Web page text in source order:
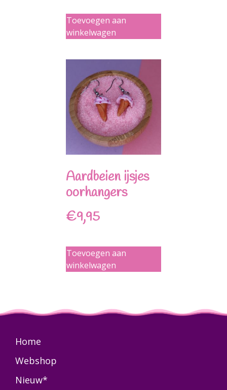
Toevoegen aan
winkelwagen
Aardbeien ijsjes
oorhangers
€9,95
Toevoegen aan
winkelwagen
Home
Webshop
Nieuw*